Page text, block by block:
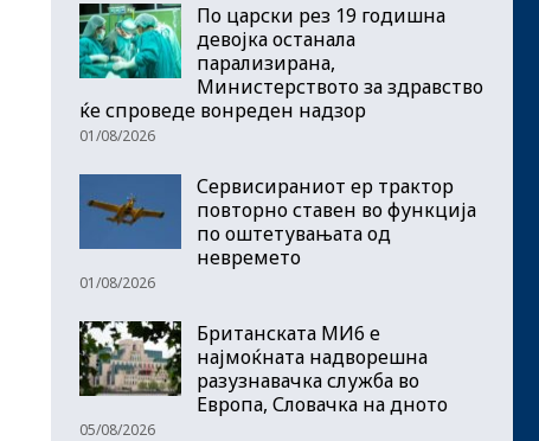
По царски рез 19 годишна
девојка останала
парализирана,
Министерството за здравство
ќе спроведе вонреден надзор
01/08/2026
Сервисираниот ер трактор
повторно ставен во функција
по оштетувањата од
невремето
01/08/2026
Британската МИ6 е
најмоќната надворешна
разузнавачка служба во
Европа, Словачка на дното
05/08/2026